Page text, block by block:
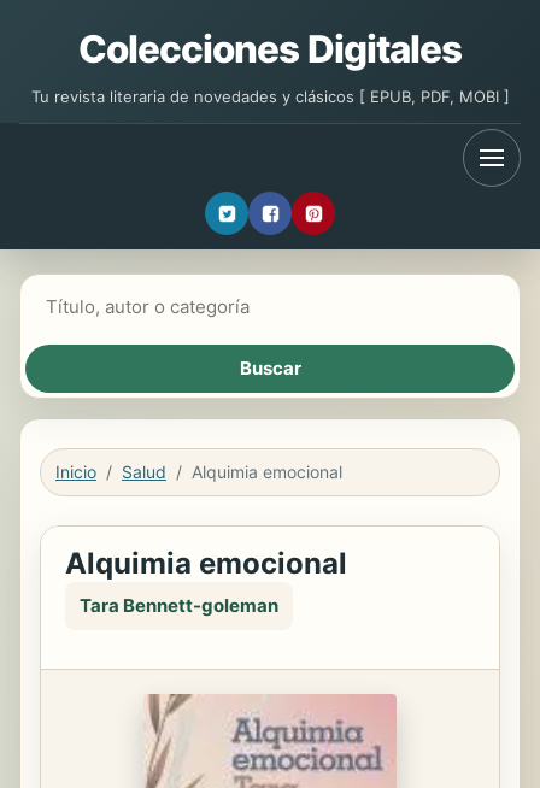
Colecciones Digitales
Tu revista literaria de novedades y clásicos [ EPUB, PDF, MOBI ]
Inicio Salud Alquimia emocional
Alquimia emocional
Tara Bennett-goleman